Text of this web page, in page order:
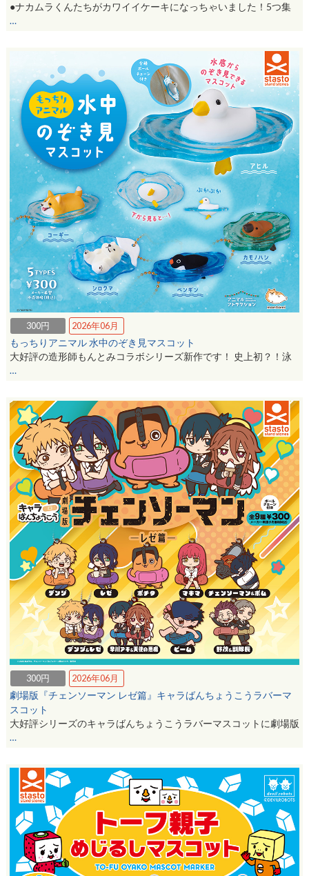
●ナカムラくんたちがカワイイケーキになっちゃいました！5つ集
…
300円 2026年06月
もっちりアニマル 水中のぞき見マスコット
大好評の造形師もんとみコラボシリーズ新作です！ 史上初？！泳
…
300円 2026年06月
劇場版『チェンソーマン レゼ篇』キャラばんちょうこうラバーマ
スコット
大好評シリーズのキャラばんちょうこうラバーマスコットに劇場版
…